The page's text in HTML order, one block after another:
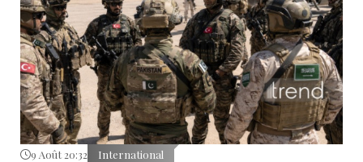
9 Août 20:32 International